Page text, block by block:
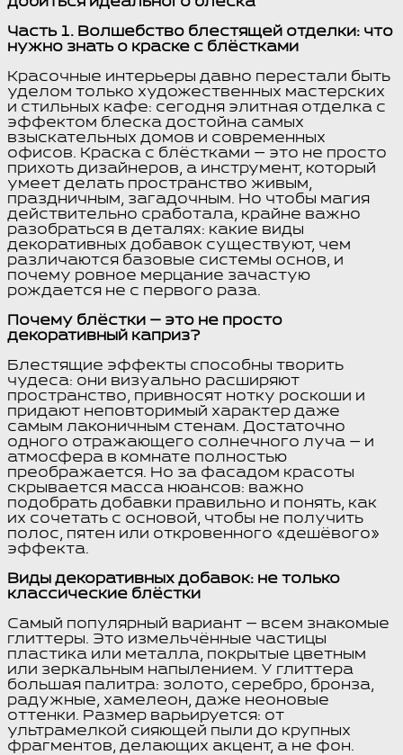
Часть 1. Волшебство блестящей отделки: что
нужно знать о краске с блёстками
Красочные интерьеры давно перестали быть
уделом только художественных мастерских
и стильных кафе: сегодня элитная отделка с
эффектом блеска достойна самых
взыскательных домов и современных
офисов. Краска с блёстками — это не просто
прихоть дизайнеров, а инструмент, который
умеет делать пространство живым,
праздничным, загадочным. Но чтобы магия
действительно сработала, крайне важно
разобраться в деталях: какие виды
декоративных добавок существуют, чем
различаются базовые системы основ, и
почему ровное мерцание зачастую
рождается не с первого раза.
Почему блёстки — это не просто
декоративный каприз?
Блестящие эффекты способны творить
чудеса: они визуально расширяют
пространство, привносят нотку роскоши и
придают неповторимый характер даже
самым лаконичным стенам. Достаточно
одного отражающего солнечного луча — и
атмосфера в комнате полностью
преображается. Но за фасадом красоты
скрывается масса нюансов: важно
подобрать добавки правильно и понять, как
их сочетать с основой, чтобы не получить
полос, пятен или откровенного «дешёвого»
эффекта.
Виды декоративных добавок: не только
классические блёстки
Самый популярный вариант — всем знакомые
глиттеры. Это измельчённые частицы
пластика или металла, покрытые цветным
или зеркальным напылением. У глиттера
большая палитра: золото, серебро, бронза,
радужные, хамелеон, даже неоновые
оттенки. Размер варьируется: от
ультрамелкой сияющей пыли до крупных
фрагментов, делающих акцент, а не фон.